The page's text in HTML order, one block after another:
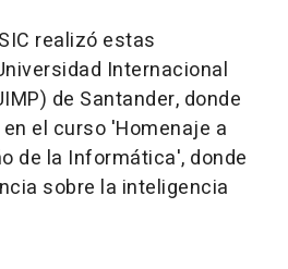
realizó estas
Internacional
de Santander, donde
el curso 'Homenaje a
de la Informática', donde
sobre la inteligencia